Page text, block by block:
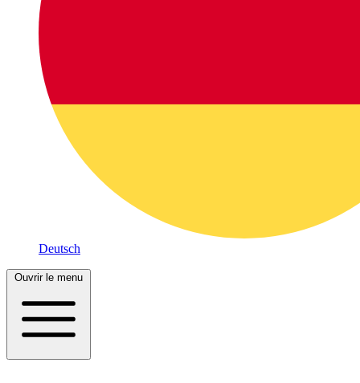
Deutsch
Ouvrir le menu